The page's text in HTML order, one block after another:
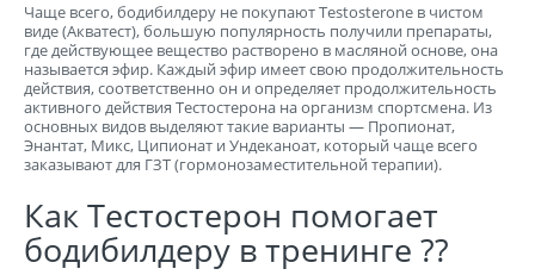
Чаще всего, бодибилдеру не покупают Testosterone в чистом
виде (Акватест), большую популярность получили препараты,
где действующее вещество растворено в масляной основе, она
называется эфир. Каждый эфир имеет свою продолжительность
действия, соответственно он и определяет продолжительность
активного действия Тестостерона на организм спортсмена. Из
основных видов выделяют такие варианты — Пропионат,
Энантат, Микс, Ципионат и Ундеканоат, который чаще всего
заказывают для ГЗТ (гормонозаместительной терапии).
Как Тестостерон помогает
бодибилдеру в тренинге ??